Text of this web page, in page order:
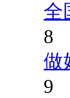
全
8
做
9